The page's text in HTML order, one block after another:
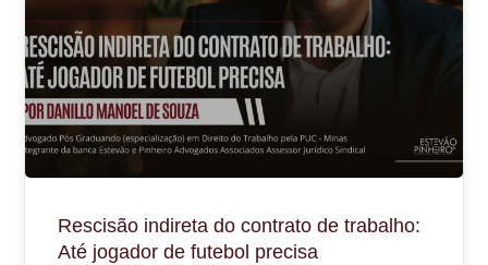
Rescisão indireta do contrato de trabalho:
Até jogador de futebol precisa